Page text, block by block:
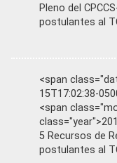
Pleno del
postulantes al
<span
15T17:02:38-
<span
5 Recursos de
postulantes al